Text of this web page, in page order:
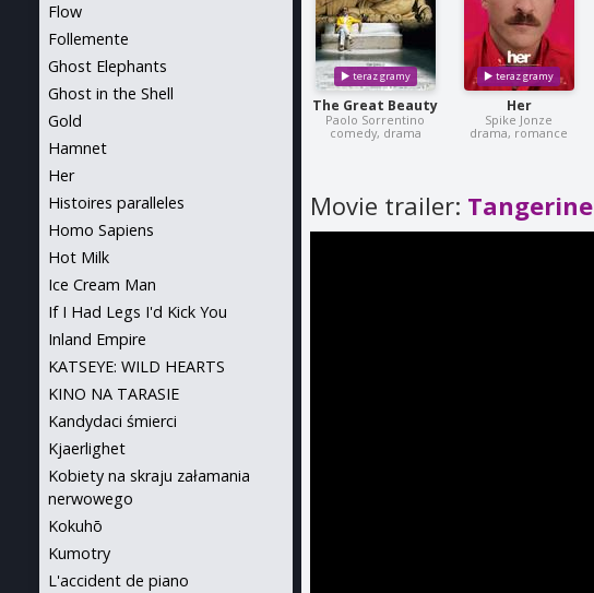
The Great Beauty
Paolo Sorrentino
comedy, drama
Her
Spike Jonze
drama, romance
Movie trailer: Tangerine
Flow
Follemente
Ghost Elephants
Ghost in the Shell
Gold
Hamnet
Her
Histoires paralleles
Homo Sapiens
Hot Milk
Ice Cream Man
If I Had Legs I'd Kick You
Inland Empire
KATSEYE: WILD HEARTS
KINO NA TARASIE
Kandydaci śmierci
Kjaerlighet
Kobiety na skraju załamania
nerwowego
Kokuhō
Kumotry
L'accident de piano